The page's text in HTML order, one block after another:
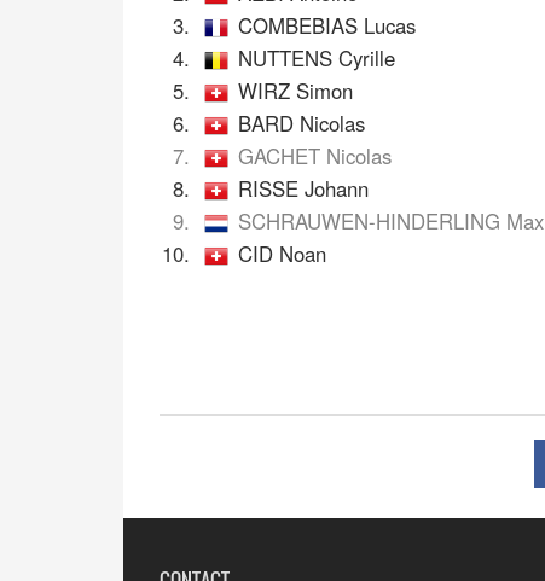
3.
COMBEBIAS Lucas
4.
NUTTENS Cyrille
5.
WIRZ Simon
6.
BARD Nicolas
7.
GACHET Nicolas
8.
RISSE Johann
9.
SCHRAUWEN-HINDERLING Max
10.
CID Noan